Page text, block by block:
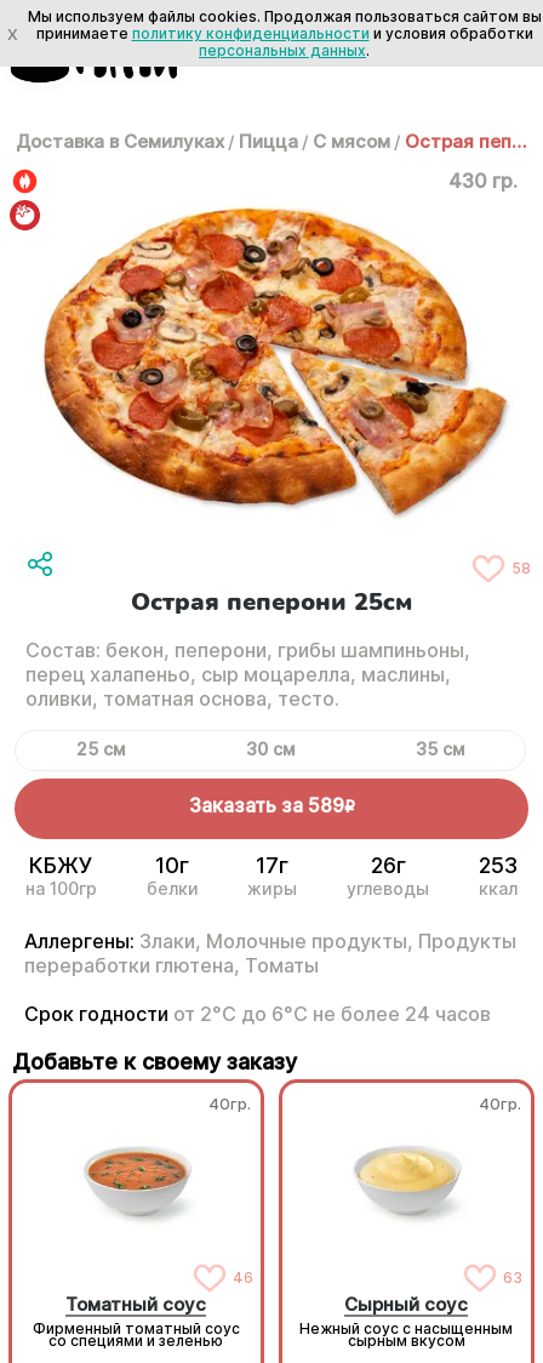
Доставка в Семилуках / Пицца / С мясом / Острая пеперони 25cм
430 гр.
58
Острая пеперони 25cм
Состав: бекон, пеперони, грибы шампиньоны,
перец халапеньо, сыр моцарелла, маслины,
оливки, томатная основа, тесто.
25 см 30 см 35 см
Заказать за 589R
КБЖУ
на 100гр
10г
белки
17г
жиры
26г
углеводы
253
ккал
Аллергены: Злаки, Молочные продукты, Продукты
переработки глютена, Томаты
Срок годности от 2°С до 6°С не более 24 часов
Добавьте к своему заказу
40гр.
46
Томатный соус
Фирменный томатный соус
со специями и зеленью
40гр.
63
Сырный соус
Нежный соус с насыщенным
сырным вкусом
X
Мы используем файлы cookies. Продолжая пользоваться сайтом вы
принимаете политику конфиденциальности и условия обработки
персональных данных.